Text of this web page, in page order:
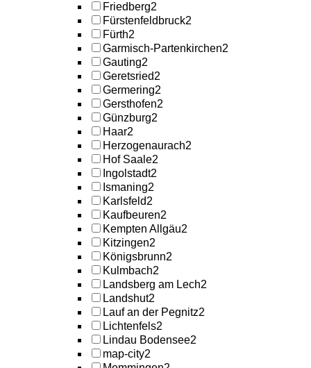
Friedberg2
Fürstenfeldbruck2
Fürth2
Garmisch-Partenkirchen2
Gauting2
Geretsried2
Germering2
Gersthofen2
Günzburg2
Haar2
Herzogenaurach2
Hof Saale2
Ingolstadt2
Ismaning2
Karlsfeld2
Kaufbeuren2
Kempten Allgäu2
Kitzingen2
Königsbrunn2
Kulmbach2
Landsberg am Lech2
Landshut2
Lauf an der Pegnitz2
Lichtenfels2
Lindau Bodensee2
map-city2